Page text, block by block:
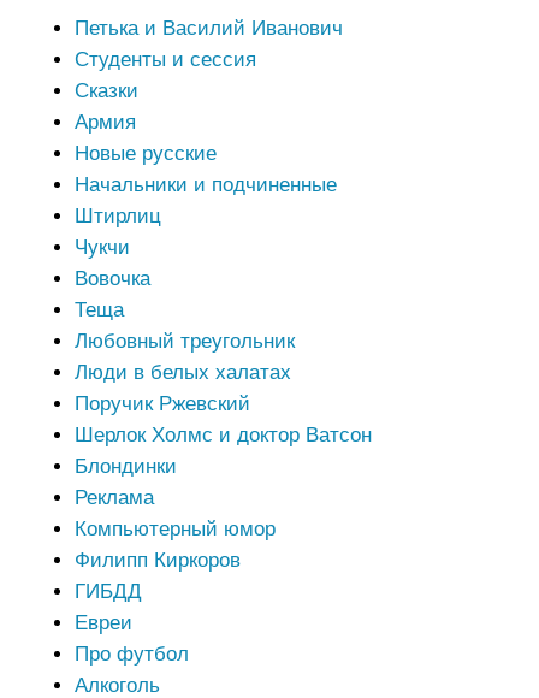
Петька и Василий Иванович
Студенты и сессия
Сказки
Армия
Новые русские
Начальники и подчиненные
Штирлиц
Чукчи
Вовочка
Теща
Любовный треугольник
Люди в белых халатах
Поручик Ржевский
Шерлок Холмс и доктор Ватсон
Блондинки
Реклама
Компьютерный юмор
Филипп Киркоров
ГИБДД
Евреи
Про футбол
Алкоголь